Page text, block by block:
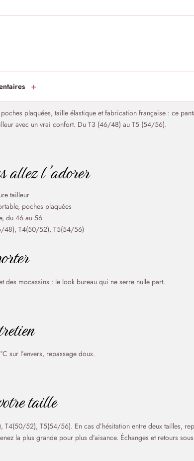
plaquées, taille élastique et fabrication française : ce
avec un vrai confort. Du T3 (46/48) au T5 (54/56).
allez l’adorer
tailleur
poches plaquées
du 46 au 56
48), T4(50/52), T5(54/56)
des mocassins : le look bureau qui ne serre nulle part.
sur l’envers, repassage doux.
taille
52), T5(54/56). En cas d’hésitation entre deux tailles,
la plus grande pour plus d’aisance. Échanges et retours